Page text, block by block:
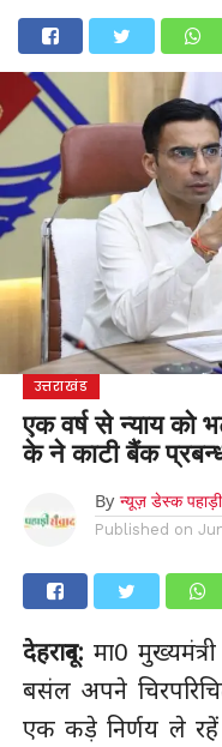
उत्तराखंड उत्तरकाशी
देहरादूननैनीताल पिथौरागढ़पौड़ी
मनोरंजन
उत्तराखंड
एक वर्ष से न्याय को
के ने काटी बैंक
By न्यूज़ डेस्क
Published on
देहरादून: मा0
बसंल अपने
एक कड़े निर्णय ले रहें